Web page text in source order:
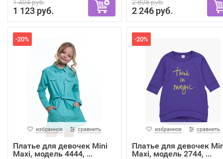
1 404 руб.
1 123 руб.
2 808 руб.
2 246 руб.
-20%
избранное сравнить
Платье для девочек Mini
Maxi, модель 4444, ...
-20%
избранное сравнить
Платье для девочек
Maxi, модель 2744, ...